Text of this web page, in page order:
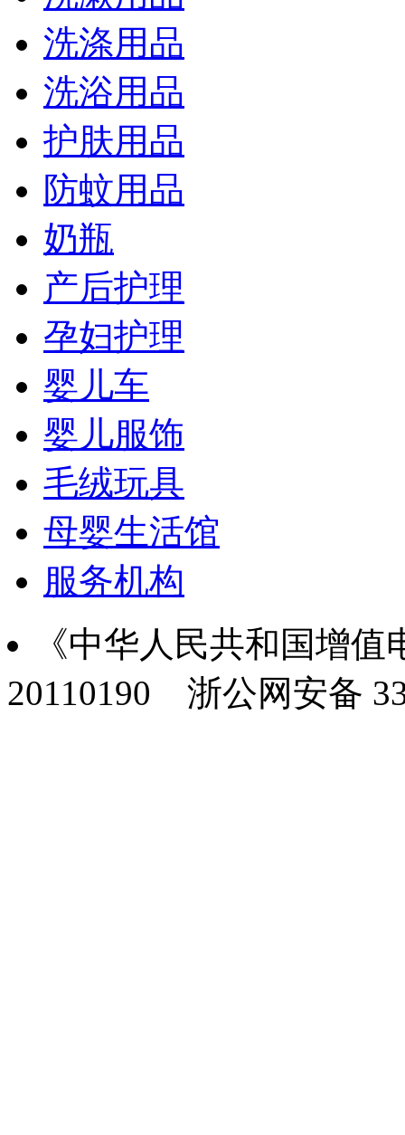
洗涤用品
洗浴用品
护肤用品
防蚊用品
奶瓶
产后护理
孕妇护理
婴儿车
婴儿服饰
毛绒玩具
母婴生活馆
服务机构
《中华人民共和国增
20110190 浙公网安备